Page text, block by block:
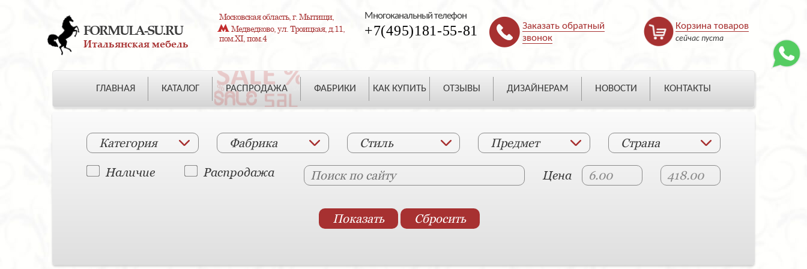
FORMULA-SU.RU
Итальянская мебель
Московская область, г. Мытищи,
Медведково, ул. Троицкая, д.11,
пом.XI, пом.4
Многоканальный телефон
+7(495)181-55-81
Заказать обратный
звонок
Корзина товаров
сейчас пуста
ГЛАВНАЯ КАТАЛОГ РАСПРОДАЖА ФАБРИКИ КАК КУПИТЬ ОТЗЫВЫ ДИЗАЙНЕРАМ НОВОСТИ КОНТАКТЫ
Категория Фабрика Стиль Предмет Страна
Наличие Распродажа Цена